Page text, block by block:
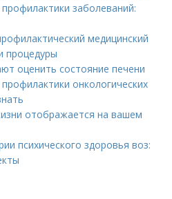
заболеваний:
медицинский
процедуры
оценить состояние печени
онкологических
отображается на вашем
психического здоровья воз: